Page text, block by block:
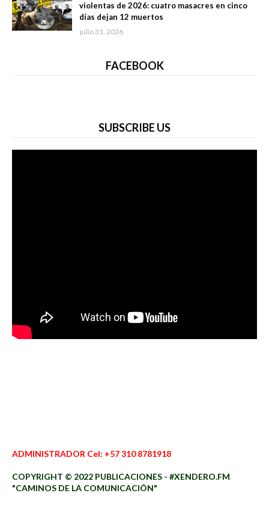
violentas de 2026: cuatro masacres en cinco
días dejan 12 muertos
julio 31, 2026
FACEBOOK
SUBSCRIBE US
ADMINISTRADOR Cel: +57 310 8781918
COPYRIGHT © 2022 PUBLICACIONES - #XENDERO.FM
"CAMINOS DE LA COMUNICACIÓN"